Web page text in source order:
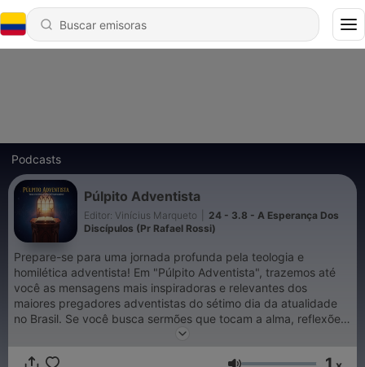
Podcasts
Púlpito Adventista
Editor: Vinícius Marqueto
24 - 3.8 - A Esperança Dos
Discípulos (Pr Rafael Rossi)
Prepare-se para uma jornada profunda pela teologia e
homilética adventista! Em "Púlpito Adventista", trazemos até
você as mensagens mais inspiradoras e relevantes dos
maiores pregadores adventistas do sétimo dia da atualidade
no Brasil. Se você busca sermões que tocam a alma, reflexões
que desafiam a mente e insights que fortalecem a sua fé, este